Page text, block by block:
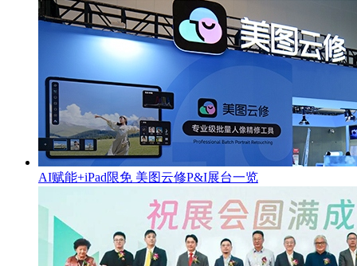
AI赋能+iPad限免 美图云修P&I展台一览